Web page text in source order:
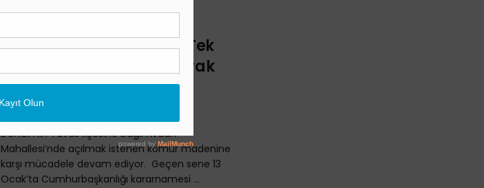
Avdan’da Kömüre Karşı Tek
Ses: “Unutulmasın ki Toprak
Bizim”
16 OCAK 2023
Denizli’nin Tavas ilçesine bağlı Avdan
Mahallesi’nde açılmak istenen kömür madenine
karşı mücadele devam ediyor. Geçen sene 13
Ocak’ta Cumhurbaşkanlığı kararnamesi ...